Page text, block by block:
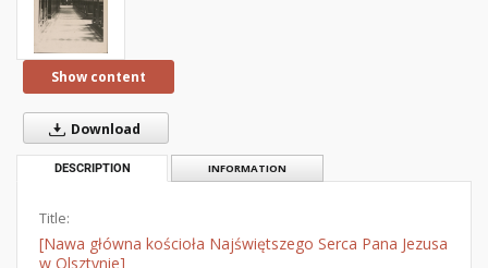
Show content
Download
DESCRIPTION INFORMATION
Title:
[Nawa główna kościoła Najświętszego Serca Pana Jezusa
w Olsztynie]